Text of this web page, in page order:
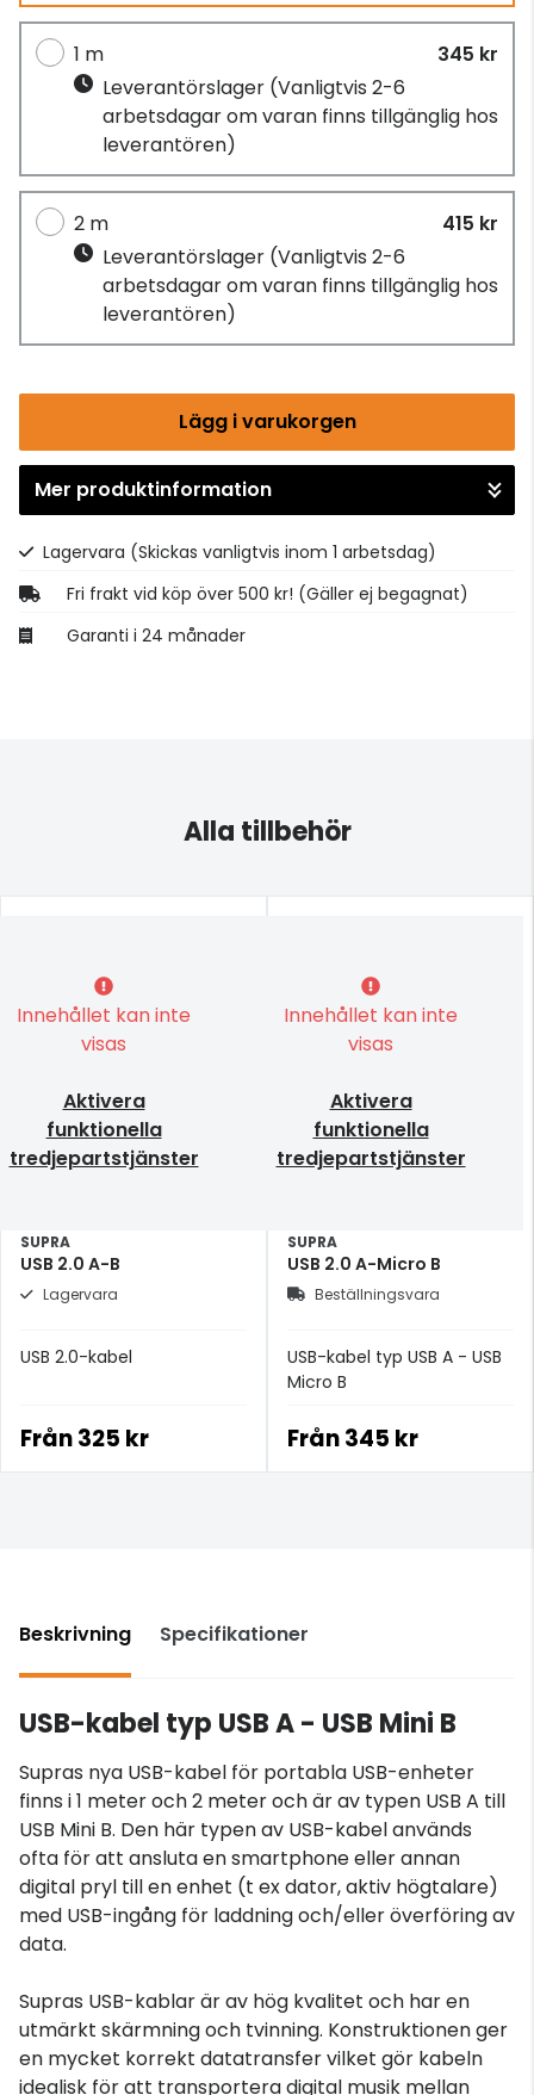
1 m
345 kr
Leverantörslager (Vanligtvis 2-6
arbetsdagar om varan finns tillgänglig hos
leverantören)
2 m
415 kr
Leverantörslager (Vanligtvis 2-6
arbetsdagar om varan finns tillgänglig hos
leverantören)
Lägg i varukorgen
Gå till kassan
Mer produktinformation
Lagervara (Skickas vanligtvis inom 1 arbetsdag)
Fri frakt vid köp över 500 kr! (Gäller ej begagnat)
Garanti i 24 månader
Alla tillbehör
Innehållet kan inte
visas
Aktivera
funktionella
tredjepartstjänster
SUPRA
USB 2.0 A-B
Lagervara
USB 2.0-kabel
Från325 kr
Innehållet kan inte
visas
Aktivera
funktionella
tredjepartstjänster
SUPRA
USB 2.0 A-Micro B
Beställningsvara
USB-kabel typ USB A - USB
Micro B
Från345 kr
Beskrivning Specifikationer
USB-kabel typ USB A - USB Mini B
Supras nya USB-kabel för portabla USB-enheter
finns i 1 meter och 2 meter och är av typen USB A till
USB Mini B. Den här typen av USB-kabel används
ofta för att ansluta en smartphone eller annan
digital pryl till en enhet (t ex dator, aktiv högtalare)
med USB-ingång för laddning och/eller överföring av
data.
Supras USB-kablar är av hög kvalitet och har en
utmärkt skärmning och tvinning. Konstruktionen ger
en mycket korrekt datatransfer vilket gör kabeln
idealisk för att transportera digital musik mellan